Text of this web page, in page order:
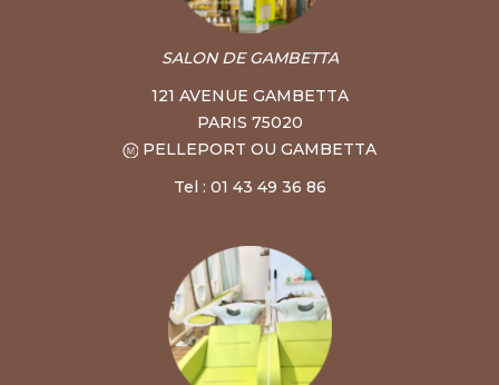
SALON DE GAMBETTA
121 AVENUE GAMBETTA
PARIS 75020
PELLEPORT OU GAMBETTA
Tel : 01 43 49 36 86